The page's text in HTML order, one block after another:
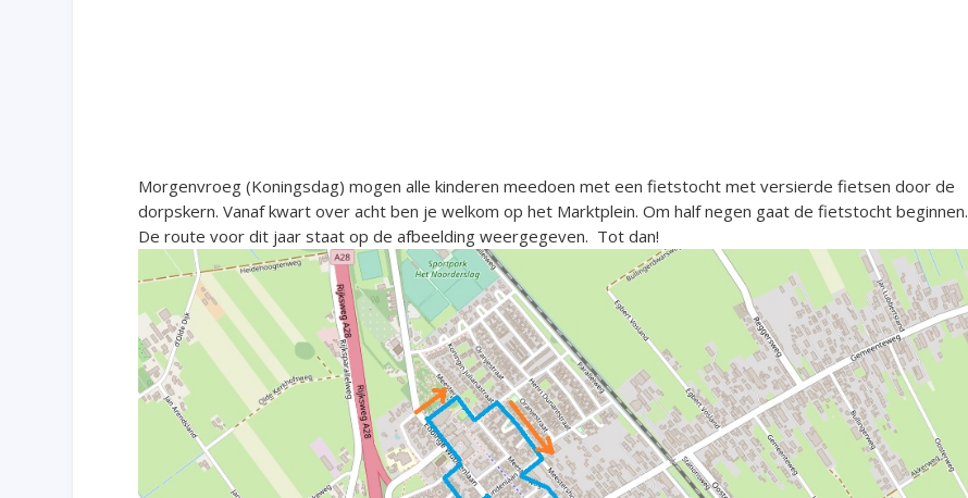
Morgenvroeg (Koningsdag) mogen alle kinderen meedoen met een fietstocht met versierde fietsen door de
dorpskern. Vanaf kwart over acht ben je welkom op het Marktplein. Om half negen gaat de fietstocht beginnen.
De route voor dit jaar staat op de afbeelding weergegeven. Tot dan!